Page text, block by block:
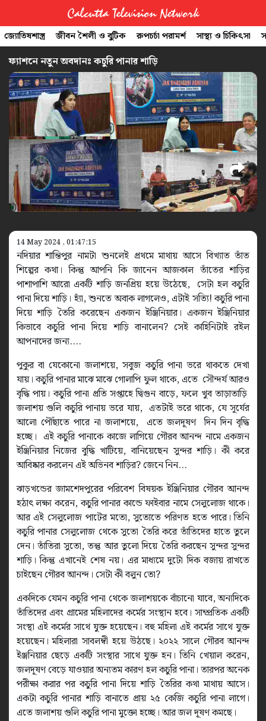
Calcutta Television Network
জ্যোতিষশাস্ত্র জীবন শৈলী ও বুটিক রুপচর্চা পরামর্শ সাস্থ্য ও চিকিৎসা
ফ্যাশনে নতুন অবদানঃ কচুরি পানার শাড়ি
14 May 2024 , 01:47:15
নদিয়ার শান্তিপুর নামটা শুনলেই প্রথমে মাথায় আসে বিখ্যাত তাঁত
শিল্পের কথা। কিন্তু আপনি কি জানেন আজকাল তাঁতের শাড়ির
পাশাপাশি আরো একটি শাড়ি জনপ্রিয় হয়ে উঠেছে, সেটা হল কচুরি
পানা দিয়ে শাড়ি। হ্যাঁ, শুনতে অবাক লাগলেও, এটাই সত্যি! কচুরি পানা
দিয়ে শাড়ি তৈরি করেছেন একজন ইঞ্জিনিয়ার। একজন ইঞ্জিনিয়ার
কিভাবে কচুরি পানা দিয়ে শাড়ি বানালেন? সেই কাহিনিটাই রইল
আপনাদের জন্য....
পুকুর বা যেকোনো জলাশয়ে, সবুজ কচুরি পানা ভরে থাকতে দেখা
যায়। কচুরি পানার মাঝে মাঝে গোলাপি ফুল থাকে, এতে সৌন্দর্য আরও
বৃদ্ধি পায়। কচুরি পানা প্রতি সপ্তাহে দ্বিগুন বাড়ে, ফলে খুব তাড়াতাড়ি
জলাশয় গুলি কচুরি পানায় ভরে যায়, এতটাই ভরে থাকে, যে সূর্যের
আলো পৌঁছাতে পারে না জলাশয়ে, এতে জলদূষণ দিন দিন বৃদ্ধি
হচ্ছে। এই কচুরি পানাকে কাজে লাগিয়ে গৌরব আনন্দ নামে একজন
ইঞ্জিনিয়ার নিজের বুদ্ধি খাটিয়ে, বানিয়েছেন সুন্দর শাড়ি। কী করে
আবিষ্কার করলেন এই অভিনব শাড়ির? জেনে নিন...
ঝাড়খন্ডের জামশেদপুরের পরিবেশ বিষয়ক ইঞ্জিনিয়ার গৌরব আনন্দ
হঠাৎ লক্ষ্য করেন, কচুরি পানার কান্ডে ফাইবার নামে সেলুলোজ থাকে।
আর এই সেলুলোজ পাটের মতো, সুতোতে পরিণত হতে পারে। তিনি
কচুরি পানার সেলুলোজ থেকে সুতো তৈরি করে তাঁতিদের হাতে তুলে
দেন। তাঁতিরা সুতো, তন্তু আর তুলো দিয়ে তৈরি করছেন সুন্দর সুন্দর
শাড়ি। কিন্তু এখানেই শেষ নয়। এর মাধ্যমে দুটো দিক বজায় রাখতে
চাইছেন গৌরব আনন্দ। সেটা কী বলুন তো?
একদিকে যেমন কচুরি পানা থেকে জলাশয়কে বাঁচানো যাবে, অন্যদিকে
তাঁতিদের এবং গ্রামের মহিলাদের কর্মের সংস্থান হবে। সাম্প্রতিক একটি
সংস্থা এই কর্মের সাথে যুক্ত হয়েছেন। বহু মহিলা এই কর্মের সাথে যুক্ত
হয়েছেন। মহিলারা সাবলম্বী হয়ে উঠছে। ২০২২ সালে গৌরব আনন্দ
ইঞ্জনিয়ার ছেড়ে একটি সংস্থার সাথে যুক্ত হন। তিনি খেয়াল করেন,
জলদূষণ বেড়ে যাওয়ার অন্যতম কারণ হল কচুরি পানা। তারপর অনেক
পরীক্ষা করার পর কচুরি পানা দিয়ে শাড়ি তৈরির কথা মাথায় আসে।
একটা কচুরি পানার শাড়ি বানাতে প্রায় ২৫ কেজি কচুরি পানা লাগে।
এতে জলাশয় গুলি কচুরি পানা মুক্তো হচ্ছে। আর জল দূষণ কমছে।
CTVN
Quick
Links
Legal